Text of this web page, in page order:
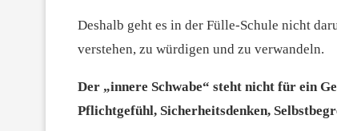
Deshalb geht es in der Fülle-Schule nicht
verstehen, zu würdigen und zu verwandeln.
Der „innere Schwabe“ steht nicht für ein
Pflichtgefühl, Sicherheitsdenken,